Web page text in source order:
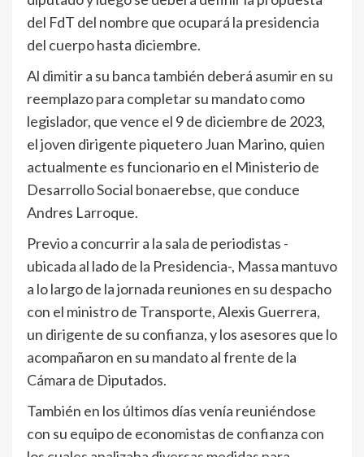
del FdT del nombre que ocupará la presidencia
del cuerpo hasta diciembre.
Al dimitir a su banca también deberá asumir en su
reemplazo para completar su mandato como
legislador, que vence el 9 de diciembre de 2023,
el joven dirigente piquetero Juan Marino, quien
actualmente es funcionario en el Ministerio de
Desarrollo Social bonaerebse, que conduce
Andres Larroque.
Previo a concurrir a la sala de periodistas -
ubicada al lado de la Presidencia-, Massa mantuvo
a lo largo de la jornada reuniones en su despacho
con el ministro de Transporte, Alexis Guerrera,
un dirigente de su confianza, y los asesores que lo
acompañaron en su mandato al frente de la
Cámara de Diputados.
También en los últimos días venía reuniéndose
con su equipo de economistas de confianza con